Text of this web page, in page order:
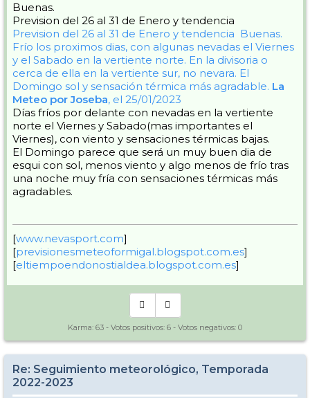
Buenas.
Prevision del 26 al 31 de Enero y tendencia
Prevision del 26 al 31 de Enero y tendencia Buenas.
Frío los proximos dias, con algunas nevadas el Viernes
y el Sabado en la vertiente norte. En la divisoria o
cerca de ella en la vertiente sur, no nevara. El
Domingo sol y sensación térmica más agradable. La
Meteo por Joseba, el 25/01/2023
Días fríos por delante con nevadas en la vertiente
norte el Viernes y Sabado(mas importantes el
Viernes), con viento y sensaciones térmicas bajas.
El Domingo parece que será un muy buen dia de
esqui con sol, menos viento y algo menos de frío tras
una noche muy fría con sensaciones térmicas más
agradables.
[www.nevasport.com]
[previsionesmeteoformigal.blogspot.com.es]
[eltiempoendonostialdea.blogspot.com.es]
Karma: 63 - Votos positivos: 6 - Votos negativos: 0
Re: Seguimiento meteorológico, Temporada
2022-2023